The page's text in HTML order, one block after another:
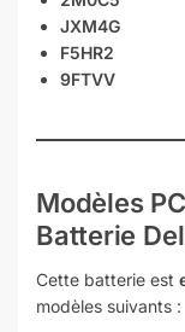
JXM4G
F5HR2
9FTVV
Modèles
Batterie
Cette batterie est
modèles suivants :